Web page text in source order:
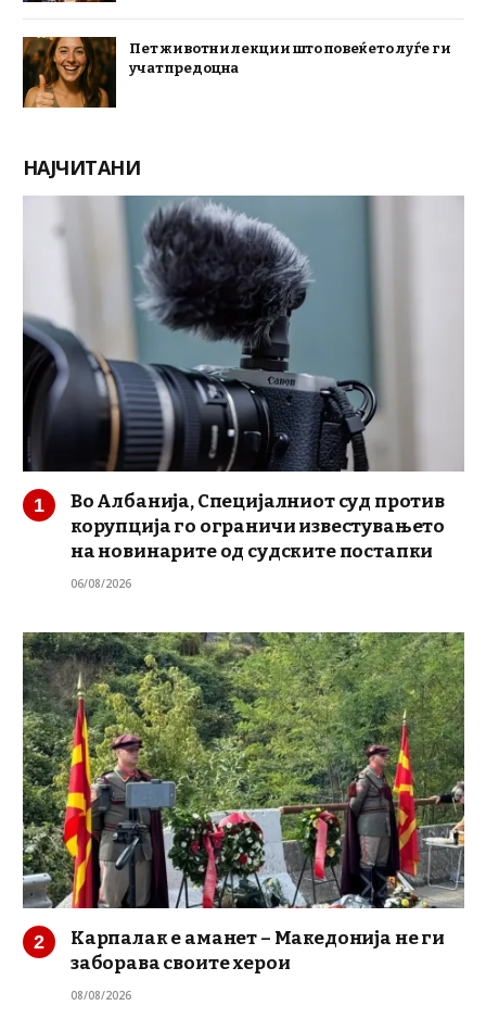
Пет животни лекции што повеќето луѓе ги
учат предоцна
НАЈЧИТАНИ
Во Албанија, Специјалниот суд против
корупција го ограничи известувањето
на новинарите од судските постапки
06/08/2026
Карпалак е аманет – Македонија не ги
заборава своите херои
08/08/2026